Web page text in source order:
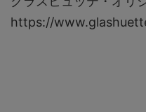
https://